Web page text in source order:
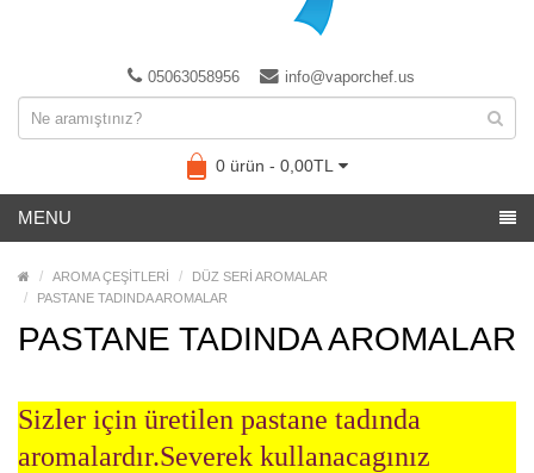
05063058956 info@vaporchef.us
0 ürün - 0,00TL
MENU
AROMA ÇEŞİTLERİ
DÜZ SERİ AROMALAR
PASTANE TADINDA AROMALAR
PASTANE TADINDA AROMALAR
Sizler için üretilen pastane tadında
aromalardır.Severek kullanacagınız